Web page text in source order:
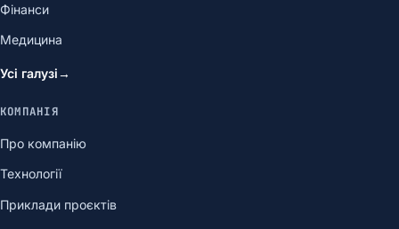
Фінанси
Медицина
Усі галузі→
КОМПАНІЯ
Про компанію
Технології
Приклади проєктів